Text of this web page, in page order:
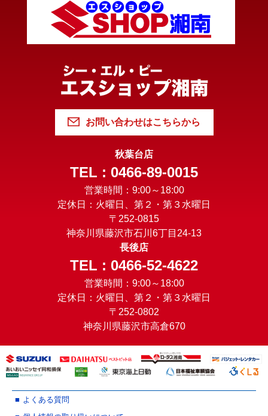
お問い合わせはこちらから
秋葉台店
TEL : 0466-89-0015
営業時間：9:00～18:00
定休日：火曜日、第２・第３水曜日
〒252-0815
神奈川県藤沢市石川6丁目24-13
長後店
TEL : 0466-52-4622
営業時間：9:00～18:00
定休日：火曜日、第２・第３水曜日
〒252-0802
神奈川県藤沢市高倉670
よくある質問